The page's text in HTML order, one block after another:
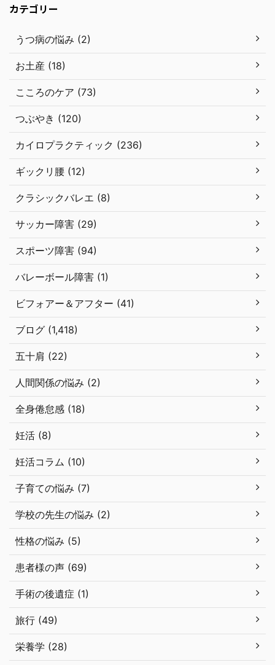
カテゴリー
うつ病の悩み (2)
お土産 (18)
こころのケア (73)
つぶやき (120)
カイロプラクティック (236)
ギックリ腰 (12)
クラシックバレエ (8)
サッカー障害 (29)
スポーツ障害 (94)
バレーボール障害 (1)
ビフォアー＆アフター (41)
ブログ (1,418)
五十肩 (22)
人間関係の悩み (2)
全身倦怠感 (18)
妊活 (8)
妊活コラム (10)
子育ての悩み (7)
学校の先生の悩み (2)
性格の悩み (5)
患者様の声 (69)
手術の後遺症 (1)
旅行 (49)
栄養学 (28)